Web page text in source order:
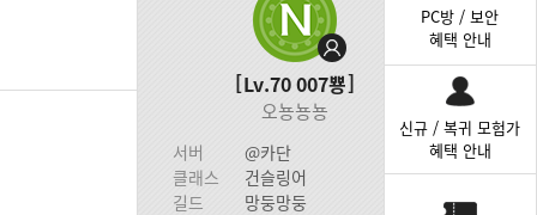
Lv.70007뿅
오뇽뇽뇽
서버
@카단
클래스
건슬링어
길드
망둥망둥
PC방 / 보안
혜택 안내
신규 / 복귀 모험가
혜택 안내